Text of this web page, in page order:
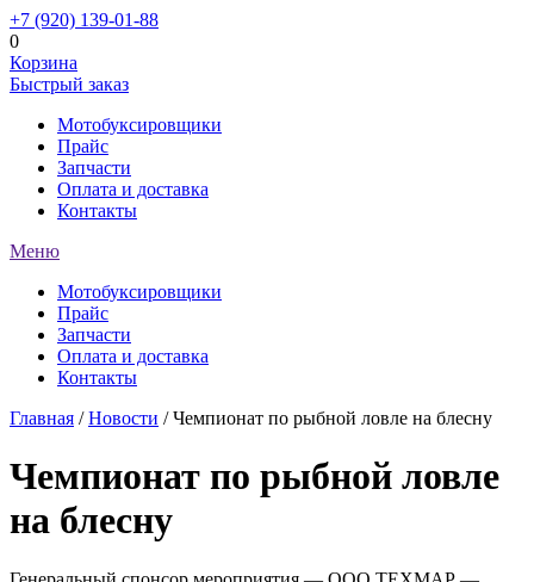
+7 (920) 139-01-88
0
Корзина
Быстрый заказ
Мотобуксировщики
Прайс
Запчасти
Оплата и доставка
Контакты
Меню
Мотобуксировщики
Прайс
Запчасти
Оплата и доставка
Контакты
Главная /Новости / Чемпионат по рыбной ловле на блесну
Чемпионат по рыбной ловле
на блесну